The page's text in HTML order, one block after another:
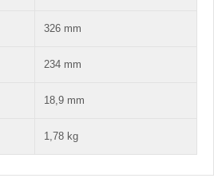
326 mm
234 mm
18,9 mm
1,78 kg